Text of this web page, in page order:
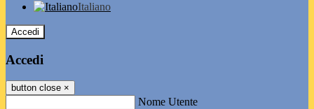
Italiano
Accedi
Accedi
button close ×
Nome Utente